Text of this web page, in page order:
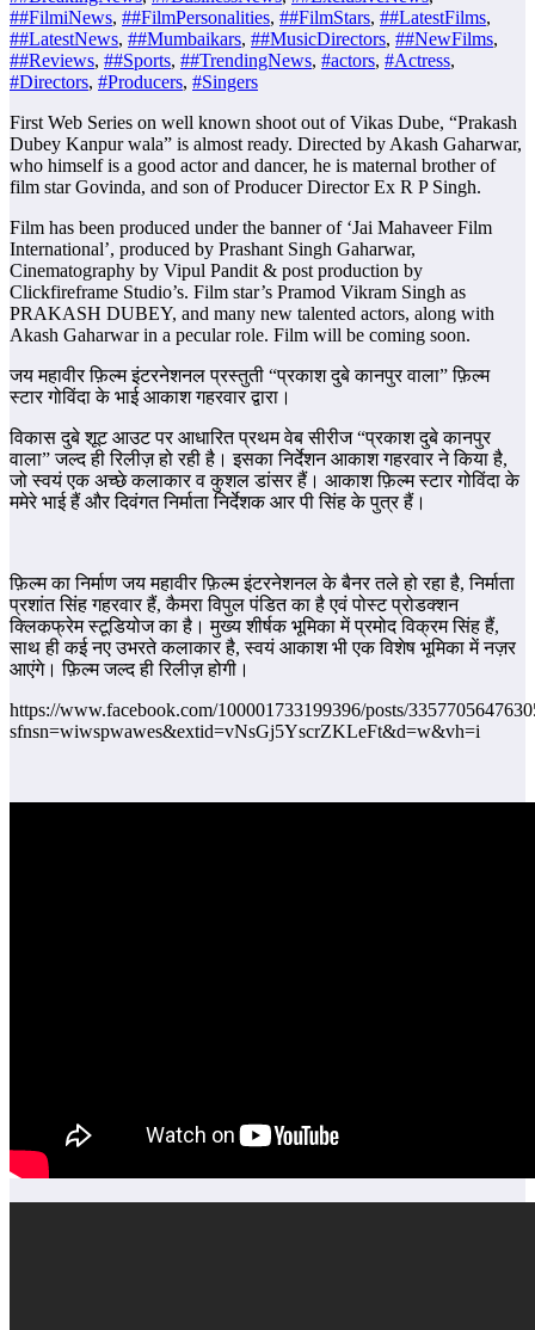
##FilmiNews, ##FilmPersonalities, ##FilmStars, ##LatestFilms,
##LatestNews, ##Mumbaikars, ##MusicDirectors, ##NewFilms,
##Reviews, ##Sports, ##TrendingNews, #actors, #Actress,
#Directors, #Producers, #Singers
First Web Series on well known shoot out of Vikas Dube, “Prakash
Dubey Kanpur wala” is almost ready. Directed by Akash Gaharwar,
who himself is a good actor and dancer, he is maternal brother of
film star Govinda, and son of Producer Director Ex R P Singh.
Film has been produced under the banner of ‘Jai Mahaveer Film
International’, produced by Prashant Singh Gaharwar,
Cinematography by Vipul Pandit & post production by
Clickfireframe Studio’s. Film star’s Pramod Vikram Singh as
PRAKASH DUBEY, and many new talented actors, along with
Akash Gaharwar in a pecular role. Film will be coming soon.
जय महावीर फ़िल्म इंटरनेशनल प्रस्तुती “प्रकाश दुबे कानपुर वाला” फ़िल्म
स्टार गोविंदा के भाई आकाश गहरवार द्वारा।
विकास दुबे शूट आउट पर आधारित प्रथम वेब सीरीज “प्रकाश दुबे कानपुर
वाला” जल्द ही रिलीज़ हो रही है। इसका निर्देशन आकाश गहरवार ने किया है,
जो स्वयं एक अच्छे कलाकार व कुशल डांसर हैं। आकाश फ़िल्म स्टार गोविंदा के
ममेरे भाई हैं और दिवंगत निर्माता निर्देशक आर पी सिंह के पुत्र हैं।
फ़िल्म का निर्माण जय महावीर फ़िल्म इंटरनेशनल के बैनर तले हो रहा है, निर्माता
प्रशांत सिंह गहरवार हैं, कैमरा विपुल पंडित का है एवं पोस्ट प्रोडक्शन
क्लिकफ्रेम स्टूडियोज का है। मुख्य शीर्षक भूमिका में प्रमोद विक्रम सिंह हैं,
साथ ही कई नए उभरते कलाकार है, स्वयं आकाश भी एक विशेष भूमिका में नज़र
आएंगे। फ़िल्म जल्द ही रिलीज़ होगी।
https://www.facebook.com/100001733199396/posts/
sfnsn=wiwspwawes&extid=vNsGj5YscrZKLeFt&d=w&vh=i